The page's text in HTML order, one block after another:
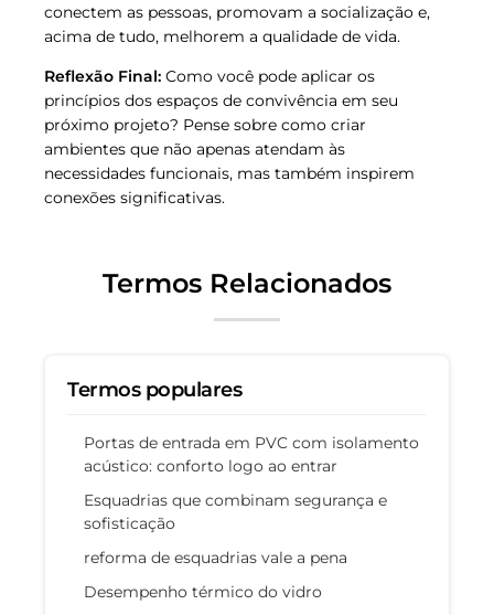
conectem as pessoas, promovam a socialização e,
acima de tudo, melhorem a qualidade de vida.
Reflexão Final: Como você pode aplicar os
princípios dos espaços de convivência em seu
próximo projeto? Pense sobre como criar
ambientes que não apenas atendam às
necessidades funcionais, mas também inspirem
conexões significativas.
Termos Relacionados
Termos populares
Portas de entrada em PVC com isolamento
acústico: conforto logo ao entrar
Esquadrias que combinam segurança e
sofisticação
reforma de esquadrias vale a pena
Desempenho térmico do vidro